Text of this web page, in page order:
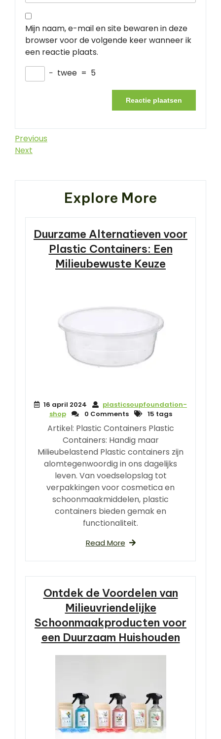
Mijn naam, e-mail en site bewaren in deze
browser voor de volgende keer wanneer ik
een reactie plaats.
− twee = 5
Berichtnavigatie
Previous
Post
Previous
Next
Next
Explore More
Duurzame Alternatieven voor
Plastic Containers: Een
Milieubewuste Keuze
16 april 2024
plasticsoupfoundation-
shop
0 Comments 15 tags
Artikel: Plastic Containers Plastic
Containers: Handig maar
Milieubelastend Plastic containers zijn
alomtegenwoordig in ons dagelijks
leven. Van voedselopslag tot
verpakkingen voor cosmetica en
schoonmaakmiddelen, plastic
containers bieden gemak en
functionaliteit.
Read More
Ontdek de Voordelen van
Milieuvriendelijke
Schoonmaakproducten voor
een Duurzaam Huishouden